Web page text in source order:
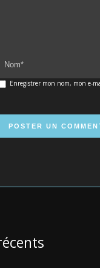
Enregistrer mon nom, mon e-